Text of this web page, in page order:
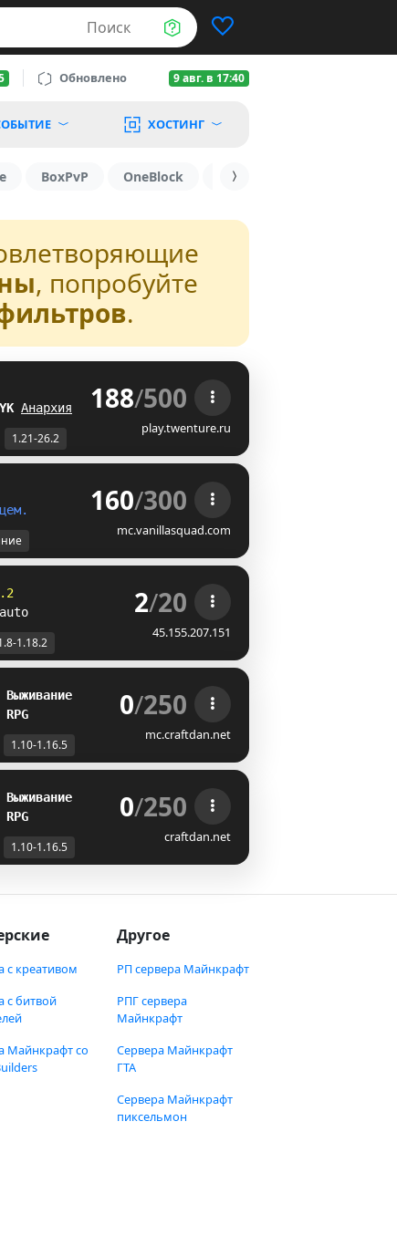
Поиск
Обновлено 9 авг. в 17:40
ХОСТИНГ
BoxPvP OneBlock 1.19.3
, попробуйте
.
TC Анархия 188/500
play.twenture.ru
1.21-26.2
цем. 160/300
mc.vanillasquad.com
2/20
45.155.207.151
1.18.2
Выживание
RPG 0/250
mc.craftdan.net
1.10-1.16.5
Выживание
RPG 0/250
craftdan.net
1.10-1.16.5
с креативом
с битвой
Майнкрафт со
Другое
РП сервера Майнкрафт
РПГ сервера
Майнкрафт
Сервера Майнкрафт
ГТА
Сервера Майнкрафт
пиксельмон